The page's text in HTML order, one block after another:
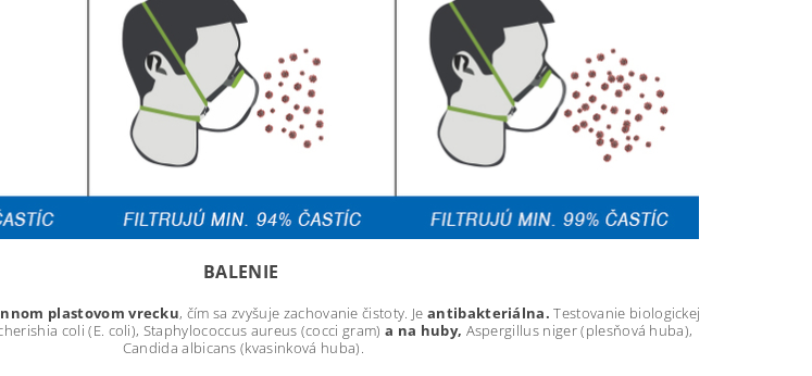
BALENIE
plastovom vrecku, čím sa zvyšuje zachovanie čistoty. Je antibakteriálna. Testovanie biologickej
coli (E. coli), Staphylococcus aureus (cocci gram) a na huby, Aspergillus niger (plesňová huba),
Candida albicans (kvasinková huba).